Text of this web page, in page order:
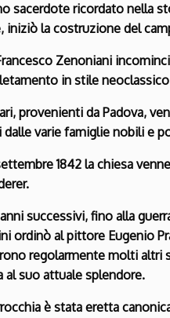
sacerdote ricordato nella
iniziò la costruzione del
Zenoniani
in stile neoclassico
provenienti da Padova,
varie famiglie nobili e
1842 la chiesa
successivi, fino alla
ordinò al pittore Eugenio
regolarmente molti altri
al suo attuale splendore.
è stata eretta